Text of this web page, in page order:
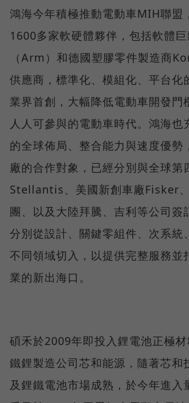
鴻海今年積極推動電動車MIH聯盟
1600多家軟硬體夥伴，包括軟體
（Arm）和德國塑膠零件製造商
供應商，標準化、模組化、平台化
業界首創，大幅降低電動車開發門
人人可參與的電動車時代。鴻海也
的全球佈局、整合能力與速度優勢
廠的合作對象，已經分別與全球第
Stellantis、美國新創車廠Fisker
團、以及大陸拜騰、吉利等公司簽
分別從設計、關鍵零組件、次系統
不同領域切入，以提供完整服務並
業的新出海口。
碩禾於2009年即投入鋰電池正極
鐵鋰製造公司芯和能源，隨著芯和
及鋰鐵電池市場成熟，於今年進入